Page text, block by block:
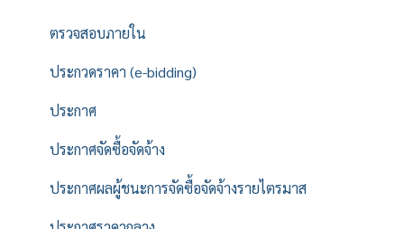
ตรวจสอบภายใน
ประกวดราคา (e-bidding)
ประกาศ
ประกาศจัดซื้อจัดจ้าง
ประกาศผลผู้ชนะการจัดซื้อจัดจ้างรายไตรมาส